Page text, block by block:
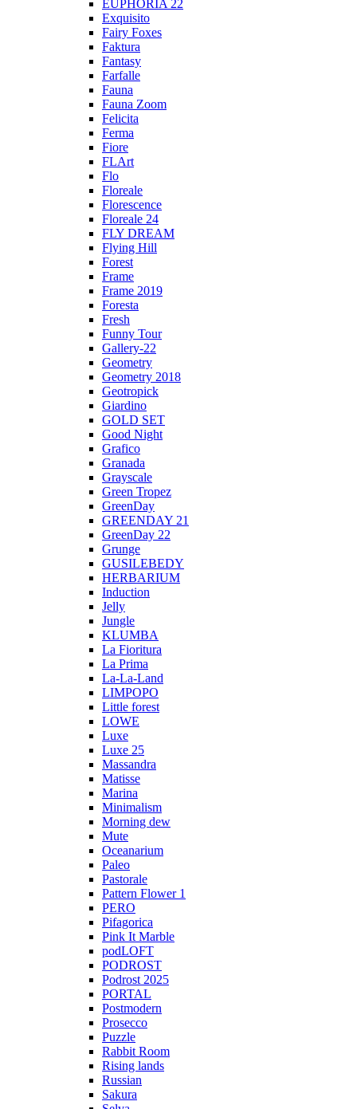
EUPHORIA 22
Exquisito
Fairy Foxes
Faktura
Fantasy
Farfalle
Fauna
Fauna Zoom
Felicita
Ferma
Fiore
FLArt
Flo
Floreale
Florescence
Floreale 24
FLY DREAM
Flying Hill
Forest
Frame
Frame 2019
Foresta
Fresh
Funny Tour
Gallery-22
Geometry
Geometry 2018
Geotropick
Giardino
GOLD SET
Good Night
Grafico
Granada
Grayscale
Green Tropez
GreenDay
GREENDAY 21
GreenDay 22
Grunge
GUSILEBEDY
HERBARIUM
Induction
Jelly
Jungle
KLUMBA
La Fioritura
La Prima
La-La-Land
LIMPOPO
Little forest
LOWE
Luxe
Luxe 25
Massandra
Matisse
Marina
Minimalism
Morning dew
Mute
Oceanarium
Paleo
Pastorale
Pattern Flower 1
PERO
Pifagorica
Pink It Marble
podLOFT
PODROST
Podrost 2025
PORTAL
Postmodern
Prosecco
Puzzle
Rabbit Room
Rising lands
Russian
Sakura